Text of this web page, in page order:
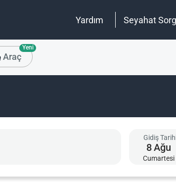
Yardım Seyahat
Araç
Yeni
Gidiş
8Ağu
Cumartesi